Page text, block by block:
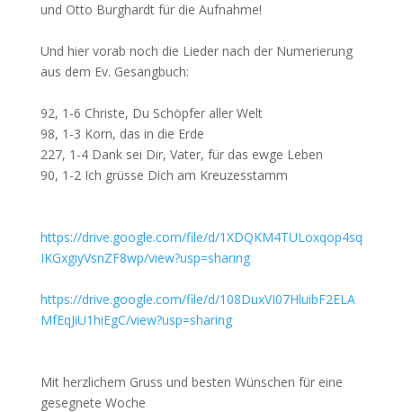
und Otto Burghardt für die Aufnahme!
Und hier vorab noch die Lieder nach der Numerierung
aus dem Ev. Gesangbuch:
92, 1-6 Christe, Du Schöpfer aller Welt
98, 1-3 Korn, das in die Erde
227, 1-4 Dank sei Dir, Vater, für das ewge Leben
90, 1-2 Ich grüsse Dich am Kreuzesstamm
https://drive.google.com/file/d/1XDQKM4TULoxqop4sq
IKGxgiyVsnZF8wp/view?usp=sharing
https://drive.google.com/file/d/108DuxVI07HluibF2ELA
MfEqJiU1hiEgC/view?usp=sharing
Mit herzlichem Gruss und besten Wünschen für eine
gesegnete Woche